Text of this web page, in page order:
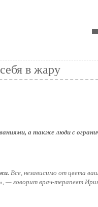
в жару
а также люди с
Все, независимо от цвета
— говорит врач-терапевт